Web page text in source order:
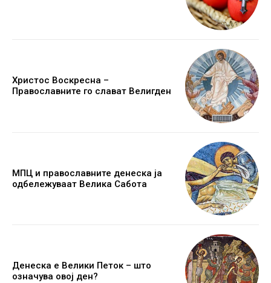
Христос Воскресна –
Православните го слават Велигден
МПЦ и православните денеска ја
одбележуваат Велика Сабота
Денеска е Велики Петок – што
означува овој ден?